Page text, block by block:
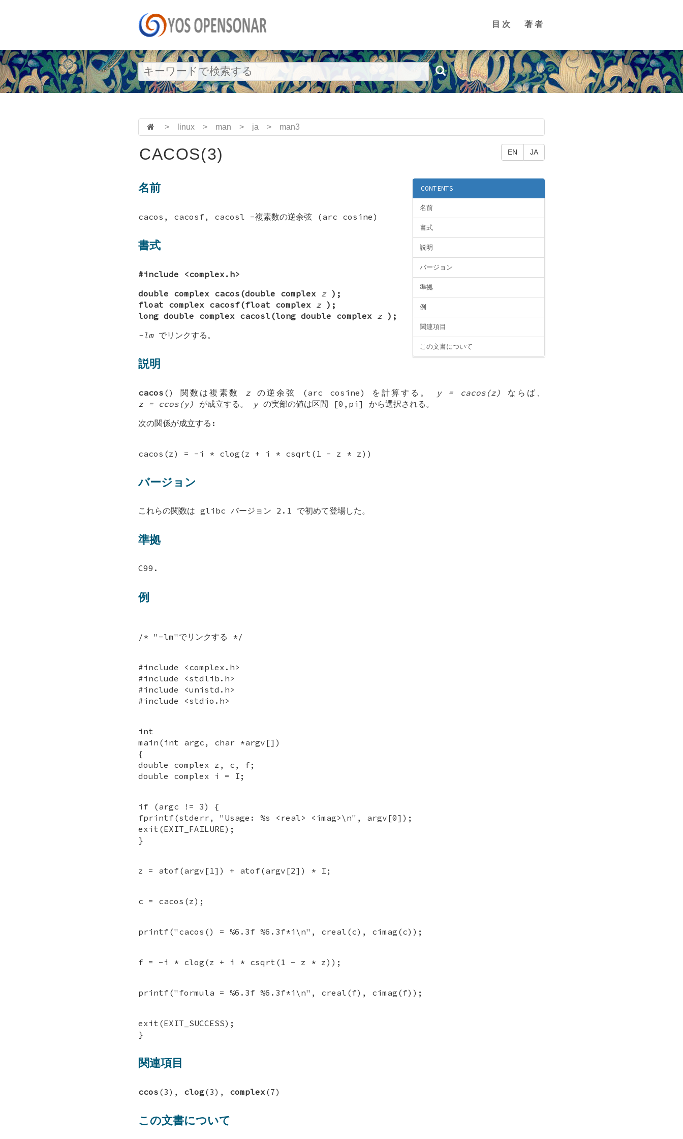
目次 著者
> linux > man > ja > man3
EN JA
CACOS(3)
CONTENTS
名前
書式
説明
バージョン
準拠
例
関連項目
この文書について
名前
cacos, cacosf, cacosl -複素数の逆余弦 (arc cosine)
書式
#include <complex.h>
double complex cacos(double complex z );
float complex cacosf(float complex z );
long double complex cacosl(long double complex z );
-lmでリンクする。
説明
cacos () 関数は複素数 zの逆余弦 (arc cosine) を計算する。 y = cacos(z) ならば、
z = ccos(y) が成立する。 yの実部の値は区間 [0,pi] から選択される。
次の関係が成立する:
cacos(z) = -i * clog(z + i * csqrt(1 - z * z))
バージョン
これらの関数は glibc バージョン 2.1 で初めて登場した。
準拠
C99.
例
/* "-lm"でリンクする */
#include <complex.h>
#include <stdlib.h>
#include <unistd.h>
#include <stdio.h>
int
main(int argc, char *argv[])
{
double complex z, c, f;
double complex i = I;
if (argc != 3) {
fprintf(stderr, "Usage: %s <real> <imag>\n", argv[0]);
exit(EXIT_FAILURE);
}
z = atof(argv[1]) + atof(argv[2]) * I;
c = cacos(z);
printf("cacos() = %6.3f %6.3f*i\n", creal(c), cimag(c));
f = -i * clog(z + i * csqrt(1 - z * z));
printf("formula = %6.3f %6.3f*i\n", creal(f), cimag(f));
exit(EXIT_SUCCESS);
}
関連項目
ccos (3), clog(3), complex (7)
この文書について